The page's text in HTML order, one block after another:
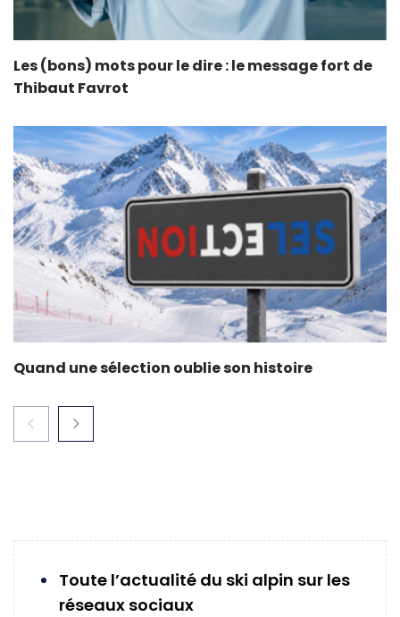
Les (bons) mots pour le dire : le message fort de
Thibaut Favrot
Quand une sélection oublie son histoire
Toute l’actualité du ski alpin sur les
réseaux sociaux